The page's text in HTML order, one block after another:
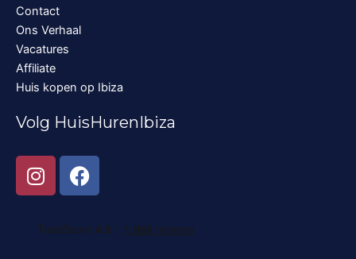
Contact
Ons Verhaal
Vacatures
Affiliate
Huis kopen op Ibiza
Volg HuisHurenIbiza
I
n
t
F
a
e